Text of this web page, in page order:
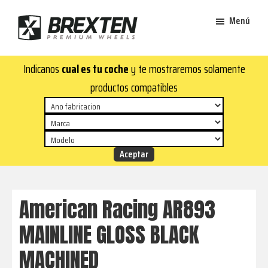
contenido
principal
de
página
Brexten
aluminio
premium
¡En
Brexten.com
encontrarás
aluminio
top!
y
estilo
para
tu
Menú
Indicanos cual es tu cochey te mostraremos solamente
productos compatibles
American Racing AR893
MAINLINE GLOSS BLACK
MACHINED